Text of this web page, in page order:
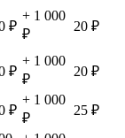
₽
+ 1 000
₽
20 ₽
₽
+ 1 000
₽
20 ₽
₽
+ 1 000
₽
25 ₽